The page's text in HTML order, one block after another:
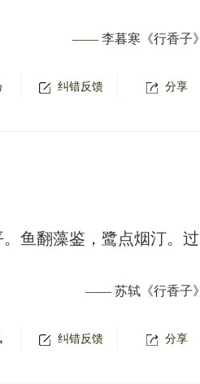
—— 李暮寒 《行香子》
纠错反馈 分享
鱼翻藻鉴，鹭点烟汀。过
—— 苏轼 《行香子》
纠错反馈 分享